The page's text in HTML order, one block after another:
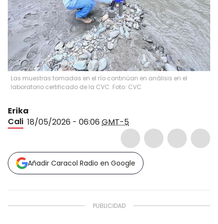
Las muestras tomadas en el río continúan en análisis en el
laboratorio certificado de la CVC. Foto: CVC
Erika
Cali 18/05/2026 - 06:06 GMT-5
Añadir Caracol Radio en Google